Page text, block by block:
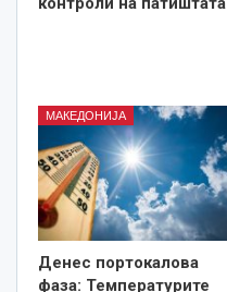
МАКЕДОНИЈА
Денес портокалова
фаза: Температурите